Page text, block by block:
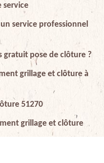
service
service professionnel
pose de clôture ?
grillage et clôture à
51270
grillage et clôture